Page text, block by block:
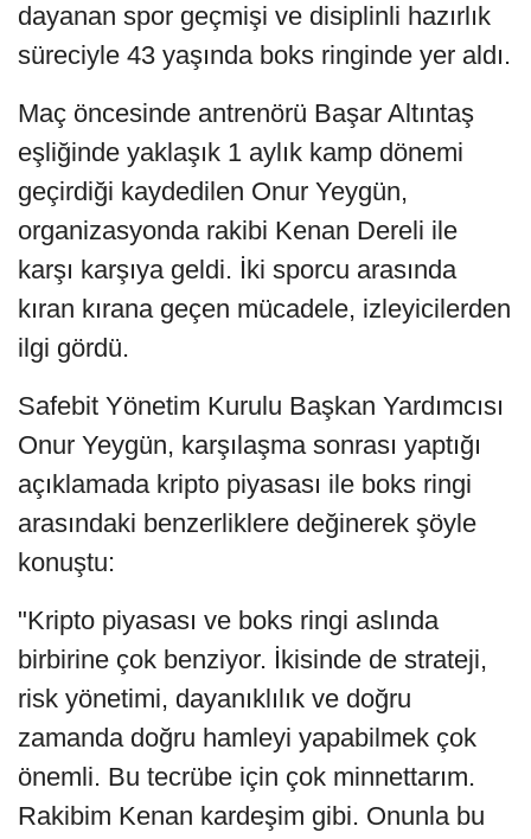
dayanan spor geçmişi ve disiplinli hazırlık
süreciyle 43 yaşında boks ringinde yer aldı.
Maç öncesinde antrenörü Başar Altıntaş
eşliğinde yaklaşık 1 aylık kamp dönemi
geçirdiği kaydedilen Onur Yeygün,
organizasyonda rakibi Kenan Dereli ile
karşı karşıya geldi. İki sporcu arasında
kıran kırana geçen mücadele, izleyicilerden
ilgi gördü.
Safebit Yönetim Kurulu Başkan Yardımcısı
Onur Yeygün, karşılaşma sonrası yaptığı
açıklamada kripto piyasası ile boks ringi
arasındaki benzerliklere değinerek şöyle
konuştu:
"Kripto piyasası ve boks ringi aslında
birbirine çok benziyor. İkisinde de strateji,
risk yönetimi, dayanıklılık ve doğru
zamanda doğru hamleyi yapabilmek çok
önemli. Bu tecrübe için çok minnettarım.
Rakibim Kenan kardeşim gibi. Onunla bu